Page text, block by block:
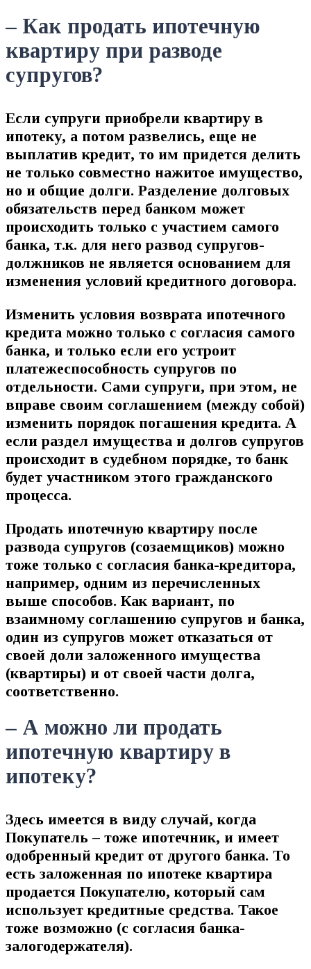
– Как продать ипотечную
квартиру при разводе
супругов?
Если супруги приобрели квартиру в
ипотеку, а потом развелись, еще не
выплатив кредит, то им придется делить
не только совместно нажитое имущество,
но и общие долги. Разделение долговых
обязательств перед банком может
происходить только с участием самого
банка, т.к. для него развод супругов-
должников не является основанием для
изменения условий кредитного договора.
Изменить условия возврата ипотечного
кредита можно только с согласия самого
банка, и только если его устроит
платежеспособность супругов по
отдельности. Сами супруги, при этом, не
вправе своим соглашением (между собой)
изменить порядок погашения кредита. А
если раздел имущества и долгов супругов
происходит в судебном порядке, то банк
будет участником этого гражданского
процесса.
Продать ипотечную квартиру после
развода супругов (созаемщиков) можно
тоже только с согласия банка-кредитора,
например, одним из перечисленных
выше способов. Как вариант, по
взаимному соглашению супругов и банка,
один из супругов может отказаться от
своей доли заложенного имущества
(квартиры) и от своей части долга,
соответственно.
– А можно ли продать
ипотечную квартиру в
ипотеку?
Здесь имеется в виду случай, когда
Покупатель – тоже ипотечник, и имеет
одобренный кредит от другого банка. То
есть заложенная по ипотеке квартира
продается Покупателю, который сам
использует кредитные средства. Такое
тоже возможно (с согласия банка-
залогодержателя).